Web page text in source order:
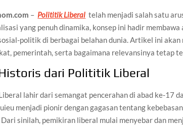
– Polititik Liberal telah menjadi salah satu
yang penuh dinamika, konsep ini hadir
politik di berbagai belahan dunia. Artikel ini
pemerintah, serta bagaimana relevansinya tetap
dari Polititik Liberal
lahir dari semangat pencerahan di abad ke-17
menjadi pionir dengan gagasan tentang
Dari sinilah, pemikiran liberal mulai menyebar dan